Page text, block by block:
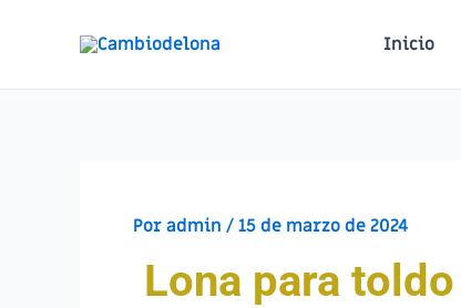
Inicio
Poradmin /15 de marzo de 2024
Lona para